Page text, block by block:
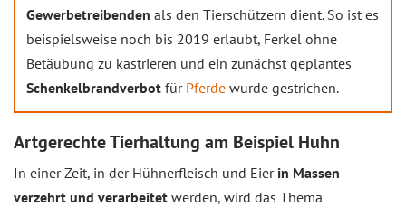
Gewerbetreibenden als den Tierschützern dient. So ist es
beispielsweise noch bis 2019 erlaubt, Ferkel ohne
Betäubung zu kastrieren und ein zunächst geplantes
Schenkelbrandverbot für Pferde wurde gestrichen.
Artgerechte Tierhaltung am Beispiel Huhn
In einer Zeit, in der Hühnerfleisch und Eier in Massen
verzehrt und verarbeitet werden, wird das Thema